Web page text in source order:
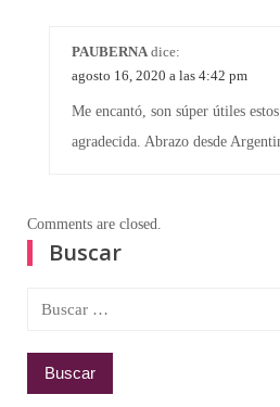
PAUBERNA dice:
agosto 16, 2020 a las 4:42 pm
Me encantó, son súper útiles
agradecida. Abrazo desde
Comments are closed.
Buscar
Buscar: